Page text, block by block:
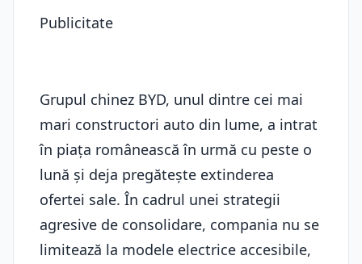
Publicitate
Grupul chinez BYD, unul dintre cei mai
mari constructori auto din lume, a intrat
în piața românească în urmă cu peste o
lună și deja pregătește extinderea
ofertei sale. În cadrul unei strategii
agresive de consolidare, compania nu se
limitează la modele electrice accesibile,